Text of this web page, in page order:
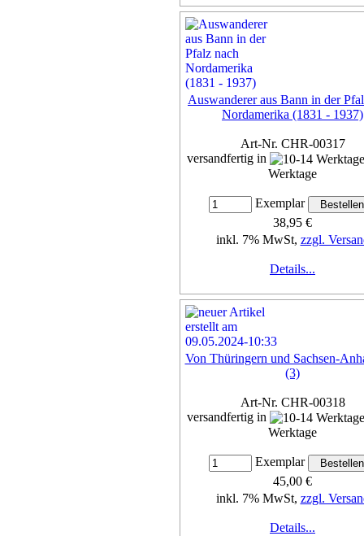
Auswanderer aus Bann in der
Nordamerika (1831 - 1937)
Art-Nr. CHR-00317
versandfertig in
Werktage
Exemplar
38,95 €
inkl. 7% MwSt, zzgl.
Details...
Von Thüringern und Sachsen-
(3)
Art-Nr. CHR-00318
versandfertig in
Werktage
Exemplar
45,00 €
inkl. 7% MwSt, zzgl.
Details...